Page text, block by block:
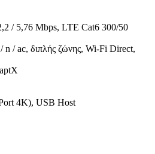
/ 5,76 Mbps, LTE Cat6 300/50
/ ac, διπλής ζώνης, Wi-Fi Direct,
4K), USB Host